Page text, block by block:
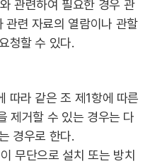
관련하여 필요한 경우 관
관련 자료의 열람이나 관할
청할 수 있다.
따라 같은 조 제1항에 따른
제거할 수 있는 경우는 다
경우로 한다.
무단으로 설치 또는 방치